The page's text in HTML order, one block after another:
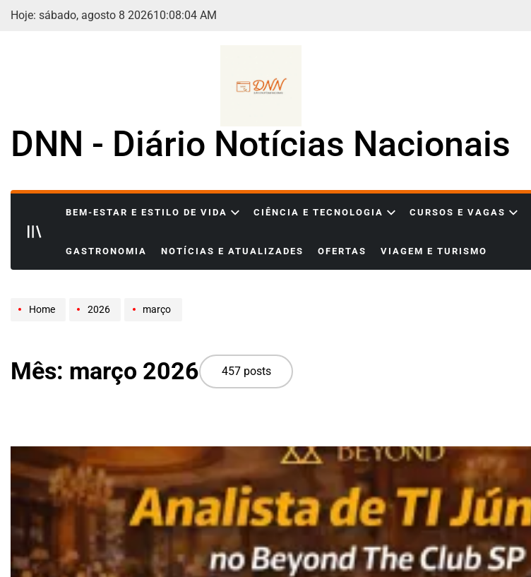
Skip
Hoje: sábado, agosto 8 202610:08:07 AM
DNN - Diário Notícias Nacionais
BEM-ESTAR E ESTILO DE VIDA CIÊNCIA E TECNOLOGIA CURSOS E VAGAS
GASTRONOMIA NOTÍCIAS E ATUALIZADES OFERTAS VIAGEM E TURISMO
Home 2026 março
Mês: março 2026 457 posts